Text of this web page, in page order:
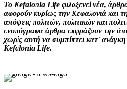
Το Kefalonia Life φιλοξενεί νέα,
αφορούν κυρίως την Κεφαλονιά και
απόψεις πολιτών, πολιτικών και
ενυπόγραφα άρθρα εκφράζουν την
χωρίς αυτή να συμπίπτει κατ'
Kefalonia Life.